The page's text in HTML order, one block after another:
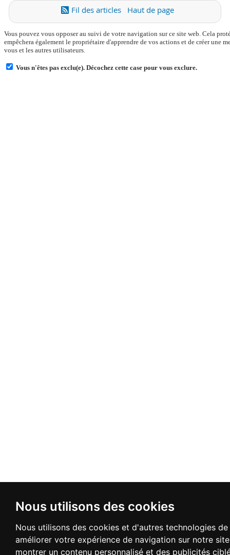
Nous utilisons des cookies
Nous utilisons des cookies et d'autres technologies
améliorer votre expérience de navigation sur notre
montrer un contenu personnalisé et des publicités
Fil des articles Haut de page